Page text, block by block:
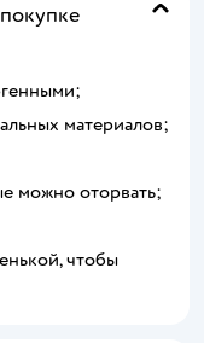
материалов;
можно оторвать;
чтобы